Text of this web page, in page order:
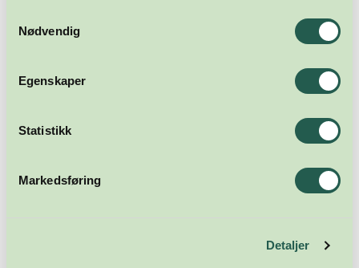
Nødvendig
Egenskaper
Statistikk
Markedsføring
Detaljer